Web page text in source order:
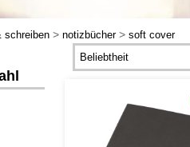
schreiben > notizbücher > soft cover